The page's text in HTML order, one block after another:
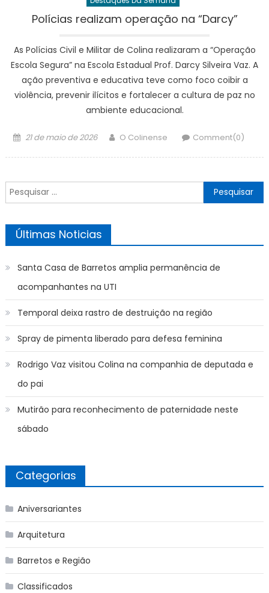
Polícias realizam operação na “Darcy”
As Polícias Civil e Militar de Colina realizaram a “Operação
Escola Segura” na Escola Estadual Prof. Darcy Silveira Vaz. A
ação preventiva e educativa teve como foco coibir a
violência, prevenir ilícitos e fortalecer a cultura de paz no
ambiente educacional.
Posted
21 de maio de 2026 Author
O Colinense Comment(0)
Pesquisar
por:
Últimas Noticias
Santa Casa de Barretos amplia permanência de
acompanhantes na UTI
Temporal deixa rastro de destruição na região
Spray de pimenta liberado para defesa feminina
Rodrigo Vaz visitou Colina na companhia de deputada e
do pai
Mutirão para reconhecimento de paternidade neste
sábado
Categorias
Aniversariantes
Arquitetura
Barretos e Região
Classificados